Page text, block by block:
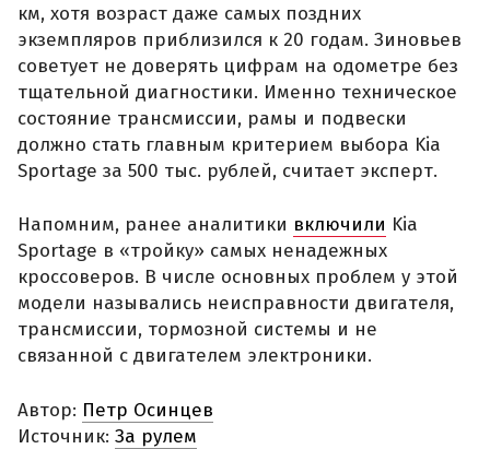
км, хотя возраст даже самых поздних
экземпляров приблизился к 20 годам. Зиновьев
советует не доверять цифрам на одометре без
тщательной диагностики. Именно техническое
состояние трансмиссии, рамы и подвески
должно стать главным критерием выбора Kia
Sportage за 500 тыс. рублей, считает эксперт.
Напомним, ранее аналитики включили Kia
Sportage в «тройку» самых ненадежных
кроссоверов. В числе основных проблем у этой
модели назывались неисправности двигателя,
трансмиссии, тормозной системы и не
связанной с двигателем электроники.
Автор: Петр Осинцев
Источник: За рулем